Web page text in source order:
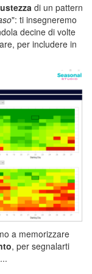
di un pattern
": ti insegneremo
decine di volte
per includere in
a memorizzare
, per segnalarti